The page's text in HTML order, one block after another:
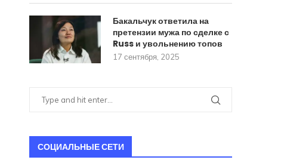
Бакальчук ответила на
претензии мужа по сделке с
Russ и увольнению топов
17 сентября, 2025
СОЦИАЛЬНЫЕ СЕТИ